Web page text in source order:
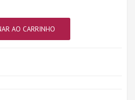
AO CARRINHO